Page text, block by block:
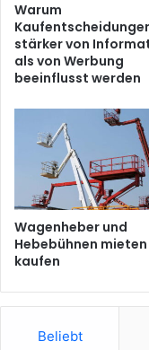
Warum
stärker von
als von Werbung
beeinflusst werden
Wagenheber und
Hebebühnen
kaufen
Beliebt